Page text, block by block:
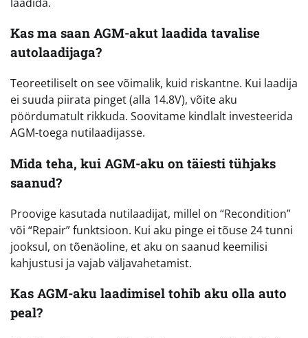
Kas ma saan AGM-akut laadida tavalise
autolaadijaga?
Teoreetiliselt on see võimalik, kuid riskantne. Kui laadija
ei suuda piirata pinget (alla 14.8V), võite aku
pöördumatult rikkuda. Soovitame kindlalt investeerida
AGM-toega nutilaadijasse.
Mida teha, kui AGM-aku on täiesti tühjaks
saanud?
Proovige kasutada nutilaadijat, millel on “Recondition”
või “Repair” funktsioon. Kui aku pinge ei tõuse 24 tunni
jooksul, on tõenäoline, et aku on saanud keemilisi
kahjustusi ja vajab väljavahetamist.
Kas AGM-aku laadimisel tohib aku olla auto
peal?